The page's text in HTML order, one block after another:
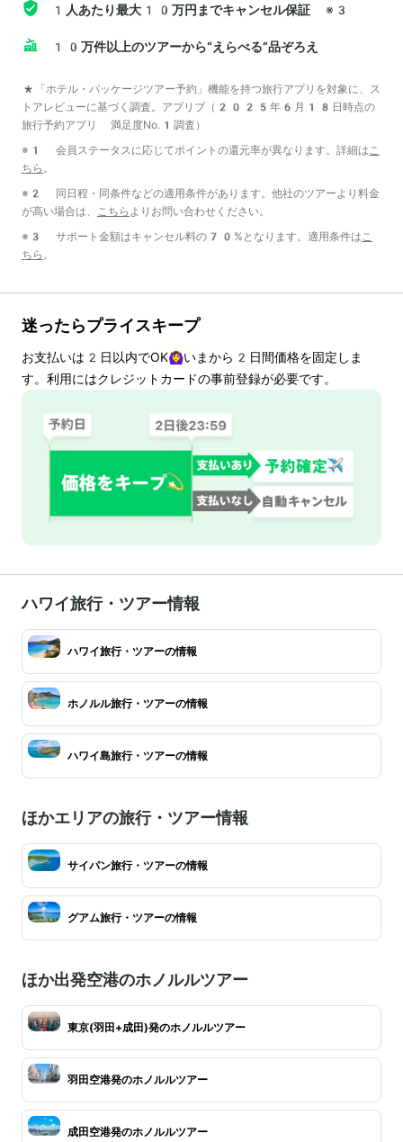
1人あたり最大10万円までキャンセル保証 ※3
10万件以上のツアーから“えらべる”品ぞろえ
*「ホテル・パッケージツアー予約」機能を持つ旅行アプリを対象に、ス
トアレビューに基づく調査。アプリブ（2025年6月18日時点の
旅行予約アプリ 満足度No.1調査）
※1 会員ステータスに応じてポイントの還元率が異なります。詳細は こ
ちら 。
※2 同日程・同条件などの適用条件があります。他社のツアーより料金
が高い場合は、
こちら よりお問い合わせください。
※3 サポート金額はキャンセル料の70%となります。適用条件は こ
ちら 。
迷ったらプライスキープ
お支払いは 2 日以内でOK🙆‍♀️いまから 2 日間価格を固定しま
す。利用にはクレジットカードの事前登録が必要です。
ハワイ旅行・ツアー情報
ハワイ旅行・ツアーの情報
ホノルル旅行・ツアーの情報
ハワイ島旅行・ツアーの情報
ほかエリアの旅行・ツアー情報
サイパン旅行・ツアーの情報
グアム旅行・ツアーの情報
ほか出発空港のホノルルツアー
東京(羽田+成田)発のホノルルツアー
羽田空港発のホノルルツアー
成田空港発のホノルルツアー